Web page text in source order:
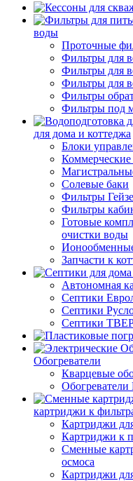
воды
Проточные
Фильтры для
Фильтры для
Фильтры для
Фильтры
Фильтры под
для дома и коттеджа
Блоки
Коммерческие
Солевые баки
Фильтры
Фильтры
Готовые
очистки воды
Запчасти к
Автономная
Септики
Септики
Септики
Обогреватели
Кварцевые
Обогреватели
картриджи к
Картриджи
Картриджи к
Сменные
осмоса
Картриджи